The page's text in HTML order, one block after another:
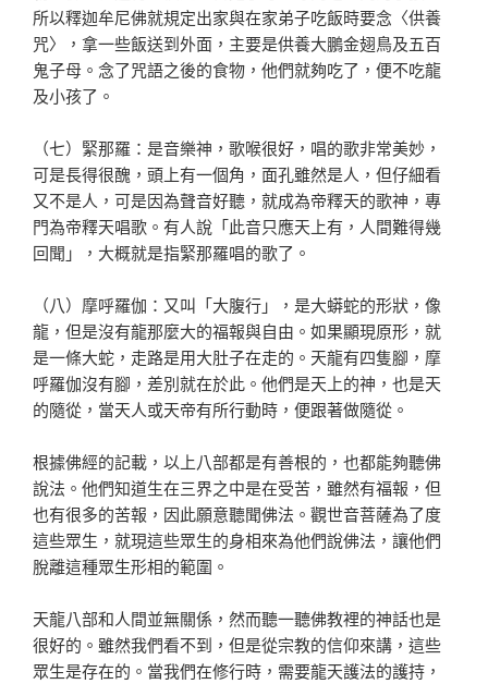
所以釋迦牟尼佛就規定出家與在家弟子吃飯時要念〈供養
咒〉，拿一些飯送到外面，主要是供養大鵬金翅鳥及五百
鬼子母。念了咒語之後的食物，他們就夠吃了，便不吃龍
及小孩了。
（七）緊那羅：是音樂神，歌喉很好，唱的歌非常美妙，
可是長得很醜，頭上有一個角，面孔雖然是人，但仔細看
又不是人，可是因為聲音好聽，就成為帝釋天的歌神，專
門為帝釋天唱歌。有人說「此音只應天上有，人間難得幾
回聞」，大概就是指緊那羅唱的歌了。
（八）摩呼羅伽：又叫「大腹行」，是大蟒蛇的形狀，像
龍，但是沒有龍那麼大的福報與自由。如果顯現原形，就
是一條大蛇，走路是用大肚子在走的。天龍有四隻腳，摩
呼羅伽沒有腳，差別就在於此。他們是天上的神，也是天
的隨從，當天人或天帝有所行動時，便跟著做隨從。
根據佛經的記載，以上八部都是有善根的，也都能夠聽佛
說法。他們知道生在三界之中是在受苦，雖然有福報，但
也有很多的苦報，因此願意聽聞佛法。觀世音菩薩為了度
這些眾生，就現這些眾生的身相來為他們說佛法，讓他們
脫離這種眾生形相的範圍。
天龍八部和人間並無關係，然而聽一聽佛教裡的神話也是
很好的。雖然我們看不到，但是從宗教的信仰來講，這些
眾生是存在的。當我們在修行時，需要龍天護法的護持，